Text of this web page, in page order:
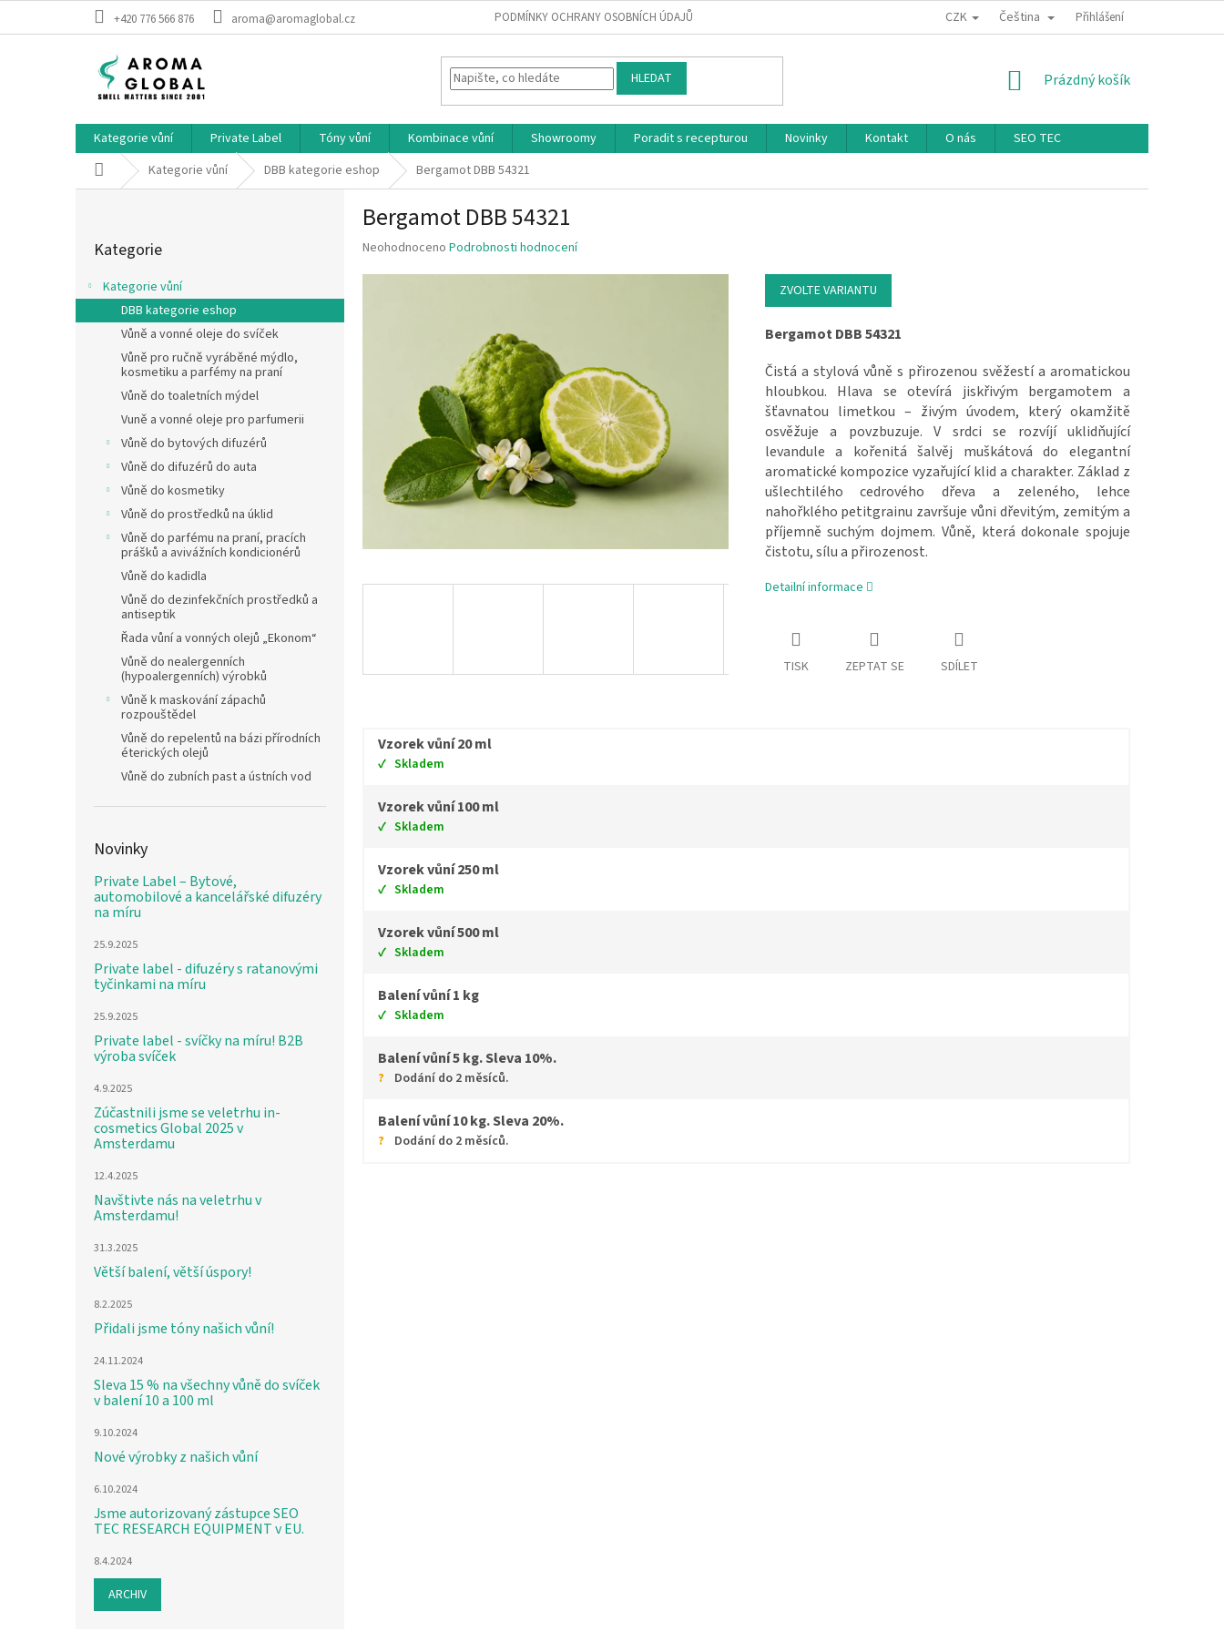
+420 776 566 876 aroma@aromaglobal.cz PODMÍNKY OCHRANY OSOBNÍCH ÚDAJŮ CZK Čeština Přihlášení
HLEDAT NÁKUPNÍ KOŠÍK
Prázdný košík
Kategorie vůní Private Label Tóny vůní Kombinace vůní Showroomy Poradit s recepturou Novinky Kontakt O nás
SEO TEC
Domů Kategorie vůní DBB kategorie eshop Bergamot DBB 54321
Kategorie
Kategorie vůní
DBB kategorie eshop
Vůně a vonné oleje do svíček
Vůně pro ručně vyráběné mýdlo,
kosmetiku a parfémy na praní
Vůně do toaletních mýdel
Vuně a vonné oleje pro parfumerii
Vůně do bytových difuzérů
Vůně do difuzérů do auta
Vůně do kosmetiky
Vůně do prostředků na úklid
Vůně do parfému na praní, pracích
prášků a avivážních kondicionérů
Vůně do kadidla
Vůně do dezinfekčních prostředků a
antiseptik
Řada vůní a vonných olejů „Ekonom“
Vůně do nealergenních
(hypoalergenních) výrobků
Vůně k maskování zápachů
rozpouštědel
Vůně do repelentů na bázi přírodních
éterických olejů
Vůně do zubních past a ústních vod
Novinky
Private Label – Bytové,
automobilové a kancelářské difuzéry
na míru
25.9.2025
Private label - difuzéry s ratanovými
tyčinkami na míru
25.9.2025
Private label - svíčky na míru! B2B
výroba svíček
4.9.2025
Zúčastnili jsme se veletrhu in-
cosmetics Global 2025 v
Amsterdamu
12.4.2025
Navštivte nás na veletrhu v
Amsterdamu!
31.3.2025
Větší balení, větší úspory!
8.2.2025
Přidali jsme tóny našich vůní!
24.11.2024
Sleva 15 % na všechny vůně do svíček
v balení 10 a 100 ml
9.10.2024
Nové výrobky z našich vůní
6.10.2024
Jsme autorizovaný zástupce SEO
TEC RESEARCH EQUIPMENT v EU.
8.4.2024
ARCHIV
Bergamot DBB 54321
Průměrné hodnocení produktu je 0.0 z 5 hvězdiček.
Neohodnoceno Podrobnosti hodnocení
ZVOLTE VARIANTU
Bergamot DBB 54321
Čistá a stylová vůně s přirozenou svěžestí a aromatickou
hloubkou. Hlava se otevírá jiskřivým bergamotem a
šťavnatou limetkou – živým úvodem, který okamžitě
osvěžuje a povzbuzuje. V srdci se rozvíjí uklidňující
levandule a kořenitá šalvěj muškátová do elegantní
aromatické kompozice vyzařující klid a charakter. Základ z
ušlechtilého cedrového dřeva a zeleného, lehce
nahořklého petitgrainu završuje vůni dřevitým, zemitým a
příjemně suchým dojmem. Vůně, která dokonale spojuje
čistotu, sílu a přirozenost.
Detailní informace
TISK ZEPTAT SE SDÍLET
Vzorek vůní 20 ml
Skladem
Vzorek vůní 100 ml
Skladem
Vzorek vůní 250 ml
Skladem
Vzorek vůní 500 ml
Skladem
Balení vůní 1 kg
Skladem
Balení vůní 5 kg. Sleva 10%.
Dodání do 2 měsíců.
Balení vůní 10 kg. Sleva 20%.
Dodání do 2 měsíců.